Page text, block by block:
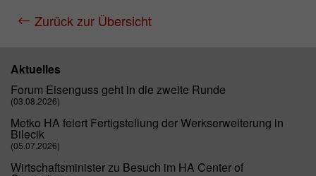
Zurück zur Übersicht
Aktuelles
Forum Eisenguss geht in die zweite Runde
(03.08.2026)
Metko HA feiert Fertigstellung der Werkserweiterung in
Bilecik
(05.07.2026)
Wirtschaftsminister zu Besuch im HA Center of